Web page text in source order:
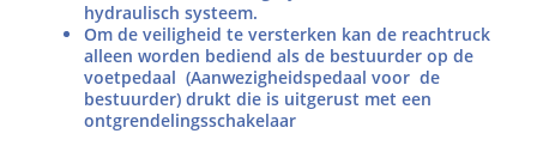
hydraulisch systeem.
Om de veiligheid te versterken kan de reachtruck
alleen worden bediend als de bestuurder op de
voetpedaal (Aanwezigheidspedaal voor de
bestuurder) drukt die is uitgerust met een
ontgrendelingsschakelaar